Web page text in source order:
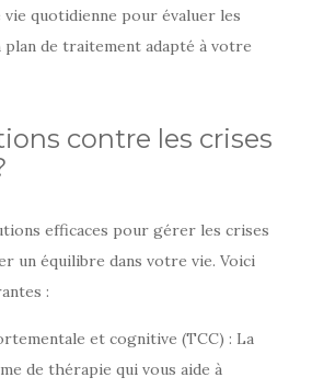
quotidienne pour évaluer les
de traitement adapté à votre
contre les crises
efficaces pour gérer les crises
un équilibre dans votre vie. Voici
:
et cognitive (TCC) : La
de thérapie qui vous aide à